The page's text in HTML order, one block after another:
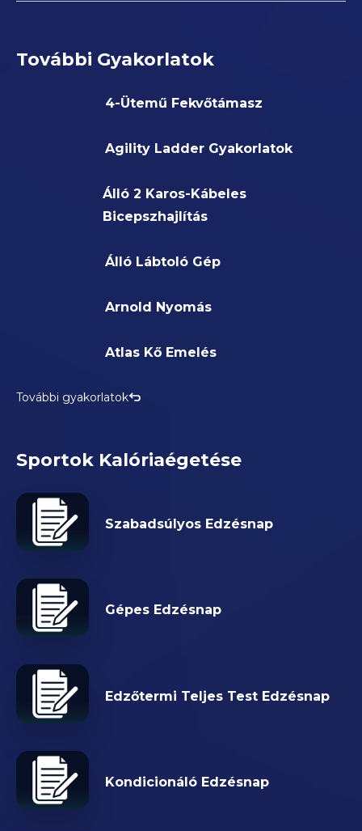
További Gyakorlatok
4-Ütemű Fekvőtámasz
Agility Ladder Gyakorlatok
Álló 2 Karos-Kábeles
Bicepszhajlítás
Álló Lábtoló Gép
Arnold Nyomás
Atlas Kő Emelés
További gyakorlatok
Sportok Kalóriaégetése
Szabadsúlyos Edzésnap
Gépes Edzésnap
Edzőtermi Teljes Test Edzésnap
Kondicionáló Edzésnap